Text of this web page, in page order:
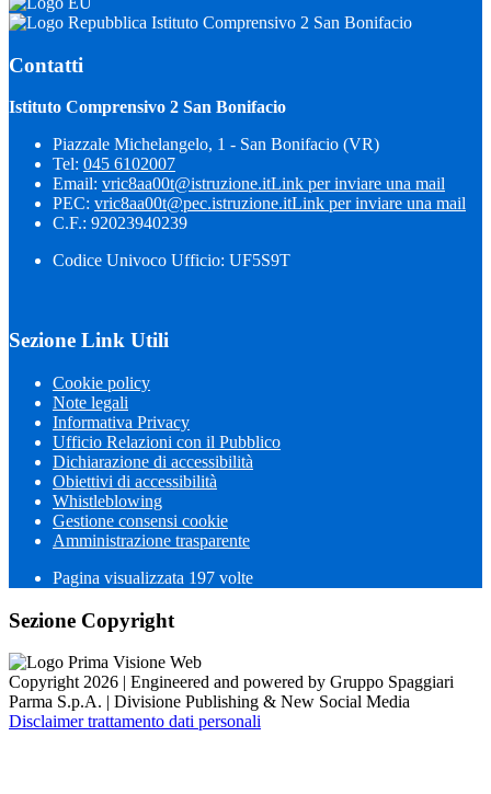
Istituto Comprensivo 2 San Bonifacio
Contatti
Istituto Comprensivo 2 San Bonifacio
Piazzale Michelangelo, 1 - San Bonifacio (VR)
Tel: 045 6102007
Email: vric8aa00t@istruzione.itLink per inviare una mail
PEC: vric8aa00t@pec.istruzione.itLink per inviare una mail
C.F.: 92023940239
Codice Univoco Ufficio: UF5S9T
Sezione Link Utili
Cookie policy
Note legali
Informativa Privacy
Ufficio Relazioni con il Pubblico
Dichiarazione di accessibilità
Obiettivi di accessibilità
Whistleblowing
Gestione consensi cookie
Amministrazione trasparente
Pagina visualizzata 197 volte
Sezione Copyright
Copyright 2026 | Engineered and powered by Gruppo Spaggiari
Parma S.p.A. | Divisione Publishing & New Social Media
Disclaimer trattamento dati personali